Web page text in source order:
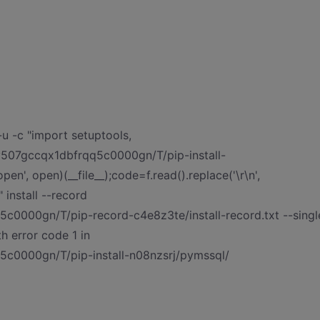
-c "import setuptools,
T/pip-install-
open)(__file__);code=f.read().replace('\r\n',
install --record
T/pip-record-c4e8z3te/install-record.txt --
error code 1 in
T/pip-install-n08nzsrj/pymssql/